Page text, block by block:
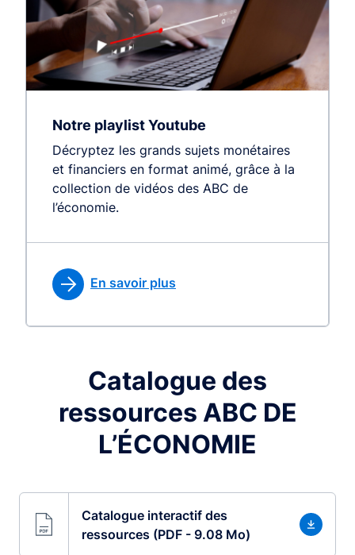
Notre playlist Youtube
Décryptez les grands sujets monétaires
et financiers en format animé, grâce à la
collection de vidéos des ABC de
l’économie.
En savoir plus
Catalogue des
ressources ABC DE
L’ÉCONOMIE
Catalogue interactif des
ressources (PDF - 9.08 Mo)